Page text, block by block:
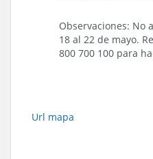
Observaciones: No
18 al 22 de mayo.
800 700 100 para
Url mapa